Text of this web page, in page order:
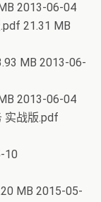
2013-06-04
21.31 MB
MB 2013-06-
2013-06-04
实战版.pdf
10
MB 2015-05-